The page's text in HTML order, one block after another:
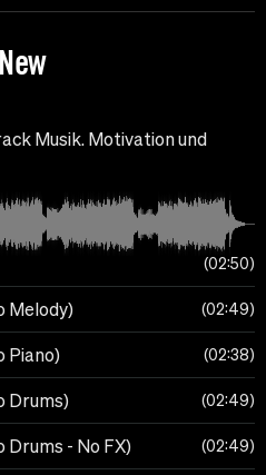
Musik. Motivation und
02:50
Melody) 02:49
Piano) 02:38
Drums) 02:49
Drums - No FX) 02:49